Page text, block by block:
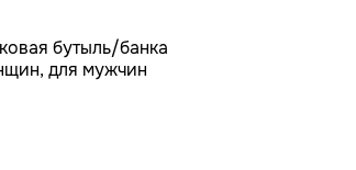
бутыль/банка
для мужчин